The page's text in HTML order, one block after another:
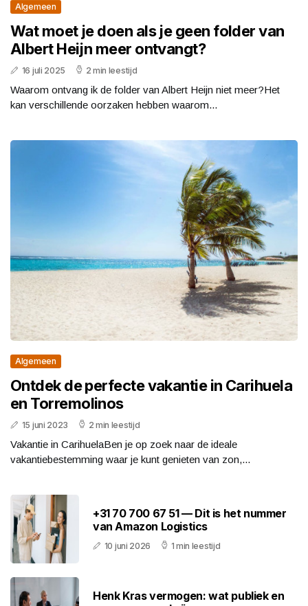
Algemeen
Wat moet je doen als je geen folder van
Albert Heijn meer ontvangt?
16 juli 2025 2 min leestijd
Waarom ontvang ik de folder van Albert Heijn niet meer?Het
kan verschillende oorzaken hebben waarom...
Algemeen
Ontdek de perfecte vakantie in Carihuela
en Torremolinos
15 juni 2023 2 min leestijd
Vakantie in CarihuelaBen je op zoek naar de ideale
vakantiebestemming waar je kunt genieten van zon,...
+31 70 700 67 51 — Dit is het nummer
van Amazon Logistics
10 juni 2026 1 min leestijd
Henk Kras vermogen: wat publiek en